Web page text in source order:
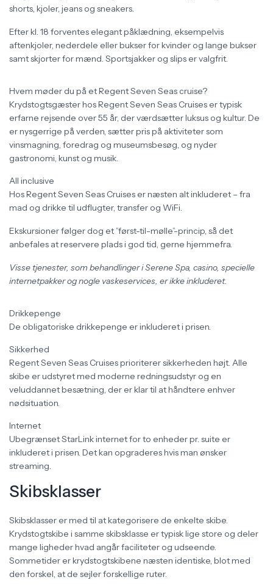
shorts, kjoler, jeans og sneakers.
Efter kl. 18 forventes elegant påklædning, eksempelvis
aftenkjoler, nederdele eller bukser for kvinder og lange bukser
samt skjorter for mænd. Sportsjakker og slips er valgfrit.
Hvem møder du på et Regent Seven Seas cruise?
Krydstogtsgæster hos Regent Seven Seas Cruises er typisk
erfarne rejsende over 55 år, der værdsætter luksus og kultur. De
er nysgerrige på verden, sætter pris på aktiviteter som
vinsmagning, foredrag og museumsbesøg, og nyder
gastronomi, kunst og musik.
All inclusive
Hos Regent Seven Seas Cruises er næsten alt inkluderet – fra
mad og drikke til udflugter, transfer og WiFi.
Ekskursioner følger dog et ”først-til-mølle”-princip, så det
anbefales at reservere plads i god tid, gerne hjemmefra.
Visse tjenester, som behandlinger i Serene Spa, casino, specielle
internetpakker og nogle vaskeservices, er ikke inkluderet.
Drikkepenge
De obligatoriske drikkepenge er inkluderet i prisen.
Sikkerhed
Regent Seven Seas Cruises prioriterer sikkerheden højt. Alle
skibe er udstyret med moderne redningsudstyr og en
veluddannet besætning, der er klar til at håndtere enhver
nødsituation.
Internet
Ubegrænset StarLink internet for to enheder pr. suite er
inkluderet i prisen. Det kan opgraderes hvis man ønsker
streaming.
Skibsklasser
Skibsklasser er med til at kategorisere de enkelte skibe.
Krydstogtskibe i samme skibsklasse er typisk lige store og deler
mange ligheder hvad angår faciliteter og udseende.
Sommetider er krydstogtskibene næsten identiske, blot med
den forskel, at de sejler forskellige ruter.